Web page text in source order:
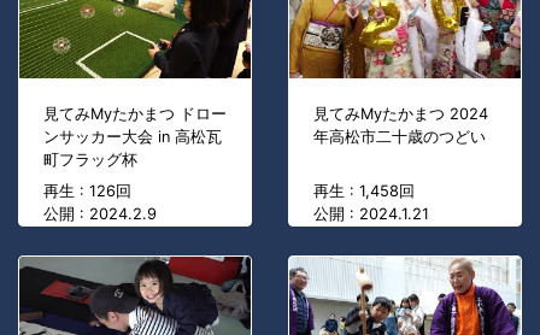
見てみMyたかまつ ドロー
ンサッカー大会 in 高松瓦
町フラッグ杯
再生 : 126回
公開 : 2024.2.9
見てみMyたかまつ 2024
年高松市二十歳のつどい
再生 : 1,458回
公開 : 2024.1.21